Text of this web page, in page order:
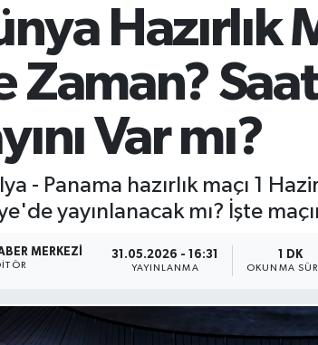
Hazırlık
Zaman?
Var mı?
- Panama hazırlık maçı 1
yayınlanacak mı? İşte
MERKEZI 31.05.2026 - 16:31
YAYINLANMA
1 DK
OKUNMA
Yoğunluk Haritası
Durumu ve Fikstür